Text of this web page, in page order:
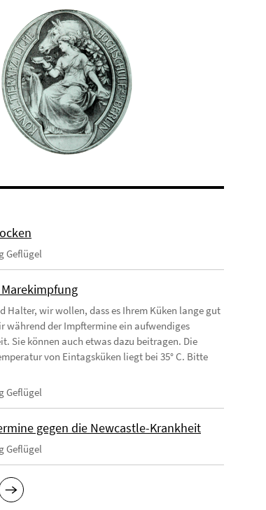
Geflügel
Halter, wir wollen, dass es Ihrem Küken lange gut
während der Impftermine ein aufwendiges
Sie können auch etwas dazu beitragen. Die
von Eintagsküken liegt bei 35° C. Bitte
Geflügel
gegen die Newcastle-Krankheit
Geflügel